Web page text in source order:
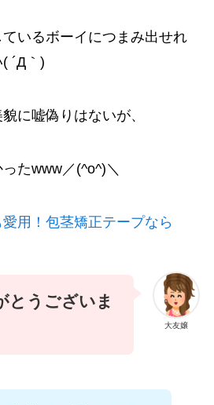
いるボーイにつまみ出せれ
´Д｀)
に嘘偽りはないが、
たwww／(^o^)＼
用！包茎矯正テープなら
大友嬢
とうございま